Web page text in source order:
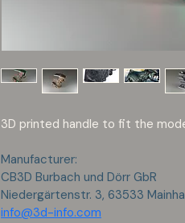
3D printed handle to fit the
Manufacturer:
CB3D Burbach und Dörr GbR
Niedergärtenstr. 3, 63533
info@3d-info.com